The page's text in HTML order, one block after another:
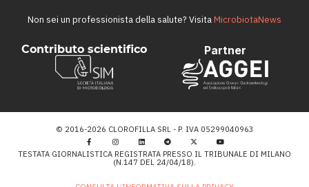
Non sei un professionista della salute? VisitaMicrobiotaNews
Contributo scientifico Partner
© 2016-2026 CLOROFILLA SRL - P. IVA 05299040963
TESTATA GIORNALISTICA REGISTRATA PRESSO IL TRIBUNALE DI MILANO
(N.147 DEL 24/04/18).